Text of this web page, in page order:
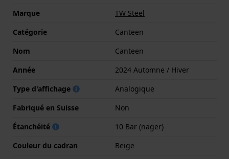
Marque
TW Steel
Catégorie
Canteen
Nom
Canteen
Année
2024 Automne / Hiver
Type d'affichage
Analogique
Fabriqué en Suisse
Non
Étanchéité
10 Bar (nager)
Couleur du cadran
Beige